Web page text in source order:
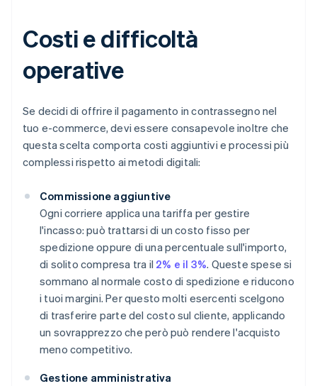
Costi e difficoltà
operative
Se decidi di offrire il pagamento in contrassegno nel
tuo e-commerce, devi essere consapevole inoltre che
questa scelta comporta costi aggiuntivi e processi più
complessi rispetto ai metodi digitali:
Commissione aggiuntive
Ogni corriere applica una tariffa per gestire
l'incasso: può trattarsi di un costo fisso per
spedizione oppure di una percentuale sull'importo,
di solito compresa tra il 2% e il 3%. Queste spese si
sommano al normale costo di spedizione e riducono
i tuoi margini. Per questo molti esercenti scelgono
di trasferire parte del costo sul cliente, applicando
un sovrapprezzo che però può rendere l'acquisto
meno competitivo.
Gestione amministrativa